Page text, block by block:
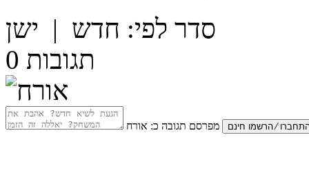
סדר לפי: חדש | ישן
0 תגובות
מפרסם תגובה כ: אורח